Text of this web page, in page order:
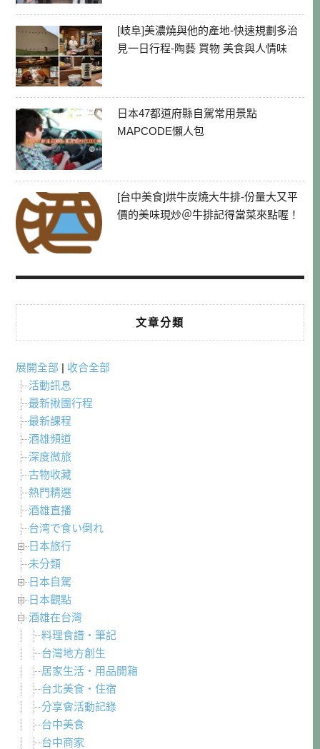
[岐阜]美濃燒與他的產地-快速規劃多治
見一日行程-陶藝 買物 美食與人情味
日本47都道府縣自駕常用景點
MAPCODE懶人包
[台中美食]烘牛炭燒大牛排-份量大又平
價的美味現炒＠牛排記得當菜來點喔！
文章分類
展開全部 | 收合全部
活動訊息
最新揪團行程
最新課程
酒雄頻道
深度微旅
古物收藏
熱門精選
酒雄直播
台湾で食い倒れ
日本旅行
未分類
日本自駕
日本觀點
酒雄在台灣
料理食譜・筆記
台灣地方創生
居家生活・用品開箱
台北美食・住宿
分享會活動記錄
台中美食
台中商家